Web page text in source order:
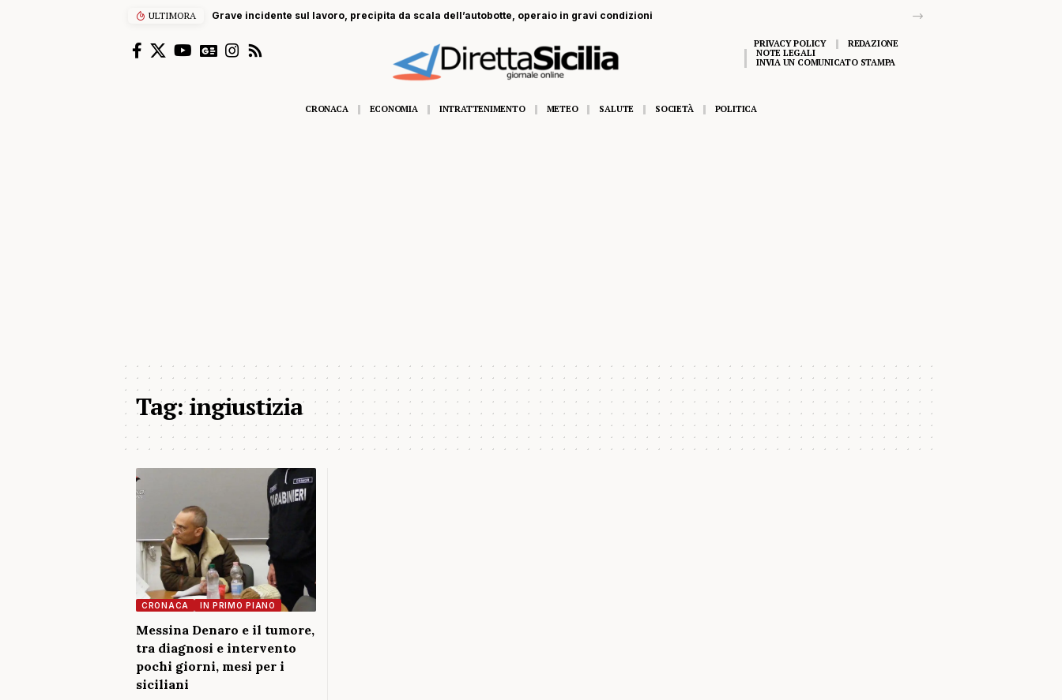
ULTIMORA Grave incidente sul lavoro, precipita da scala dell’autobotte, operaio in gravi condizioni
PRIVACY POLICY
REDAZIONE
NOTE LEGALI
INVIA UN COMUNICATO STAMPA
CRONACA ECONOMIA INTRATTENIMENTO METEO SALUTE SOCIETÀ POLITICA
Tag:ingiustizia
CRONACA IN PRIMO PIANO
Messina Denaro e il tumore,
tra diagnosi e intervento
pochi giorni, mesi per i
siciliani